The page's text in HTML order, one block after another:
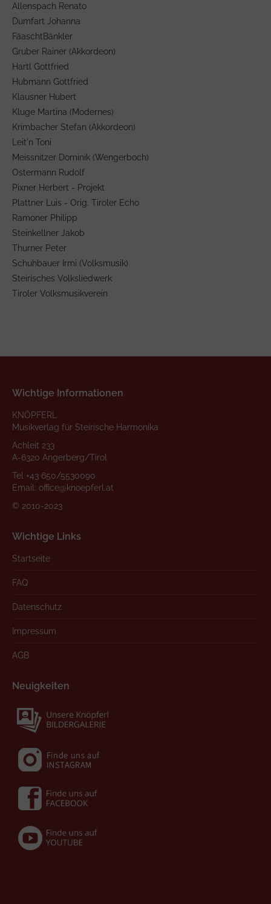
Allenspach Renato
Dumfart Johanna
FäaschtBänkler
Gruber Rainer (Akkordeon)
Hartl Gottfried
Hubmann Gottfried
Klausner Hubert
Kluge Martina (Modernes)
Krimbacher Stefan (Akkordeon)
Leit'n Toni
Meissnitzer Dominik (Wengerboch)
Ostermann Rudolf
Pixner Herbert - Projekt
Plattner Luis - Orig. Tiroler Echo
Ramoner Philipp
Steinkellner Jakob
Thurner Peter
Schuhbauer Irmi (Volksmusik)
Steirisches Volksliedwerk
Tiroler Volksmusikverein
Wichtige Informationen
KNÖPFERL
Musikverlag für Steirische Harmonika
Achleit 233
A-6320 Angerberg/Tirol
Tel +43 650/5530090
Email: office@knoepferl.at
© 2010-2023
Wichtige Links
Startseite
FAQ
Datenschutz
Impressum
AGB
Neuigkeiten